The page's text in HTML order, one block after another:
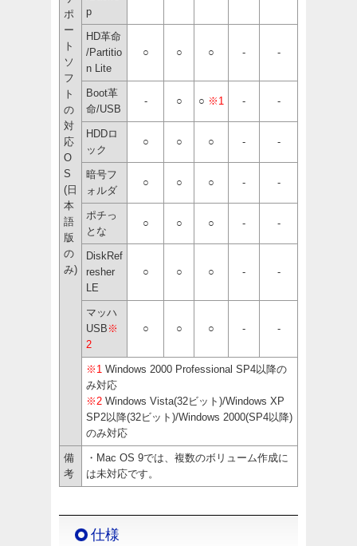
ポ
ー
ト
ソ
フ
ト
の
対
応
O
S
(日
本
語
版
の
み)
p
HD革命
/Partitio
n Lite
○ ○ ○ - -
Boot革
命/USB
- ○ ○ ※1 - -
HDDロ
ック
○ ○ ○ - -
暗号フ
ォルダ
○ ○ ○ - -
ポチっ
とな
○ ○ ○ - -
DiskRef
resher
LE
○ ○ ○ - -
マッハ
USB ※
2
○ ○ ○ - -
※1 Windows 2000 Professional SP4以降の
み対応
※2 Windows Vista(32ビット)/Windows XP
SP2以降(32ビット)/Windows 2000(SP4以降)
のみ対応
備
考
・Mac OS 9では、複数のボリューム作成に
は未対応です。
仕様